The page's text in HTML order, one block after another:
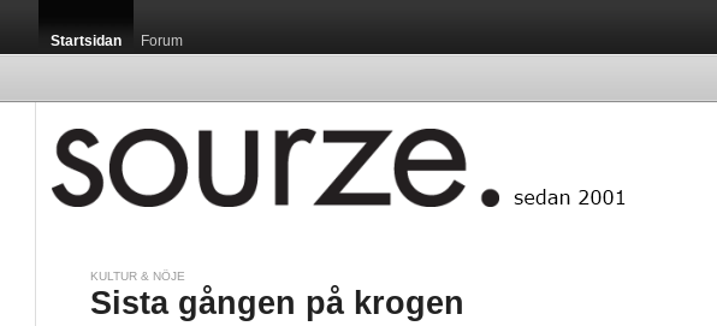
Startsidan Forum
KULTUR & NÖJE
Sista gången på krogen